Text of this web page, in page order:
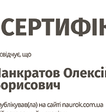
долоні(ball, bus,boy
III.Заключна частина
Підсумок уроку
-
Які назви іграшок
Назвіть їх англійською.
-
Що сподобалось